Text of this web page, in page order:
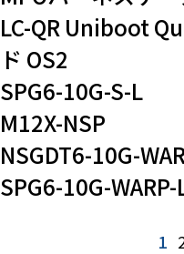
LC-QR Uniboot
ド OS2
SPG6-10G-S-L
M12X-NSP
NSGDT6-10G-
SPG6-10G-WARP-
1